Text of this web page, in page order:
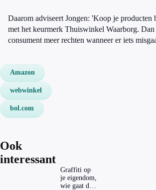
Daarom adviseert Jongen: 'Koop je producten
met het keurmerk Thuiswinkel Waarborg. Dan
consument meer rechten wanneer er iets
Amazon
webwinkel
bol.com
Ook
interessant
Graffiti op
je eigendom,
wie gaat dat